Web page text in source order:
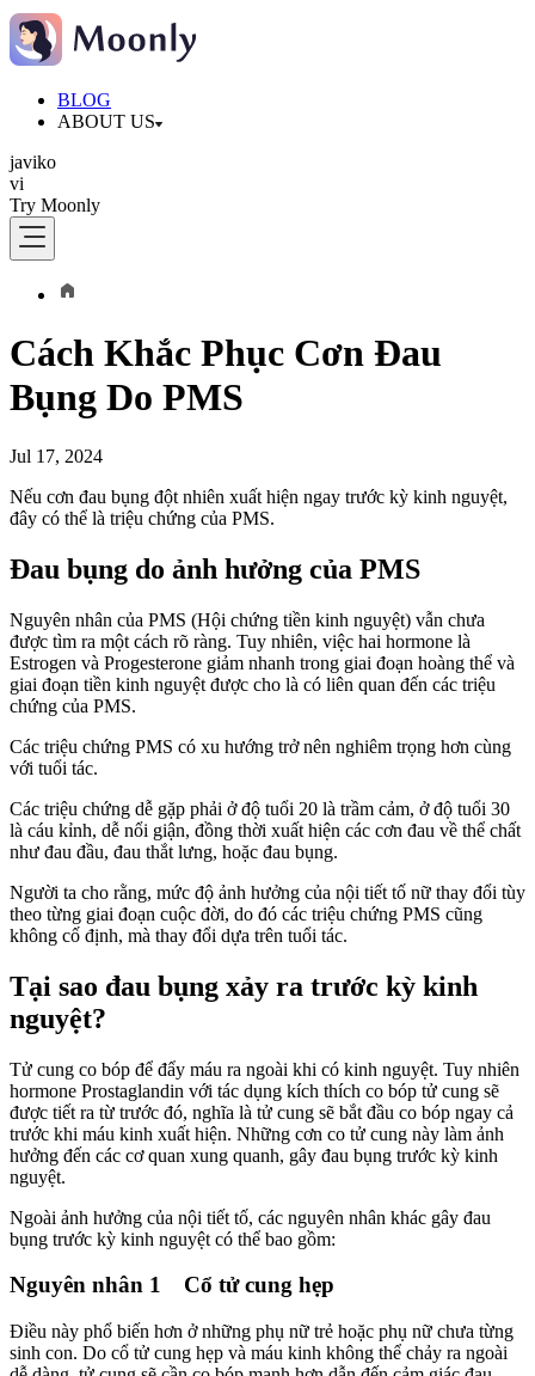
BLOG
ABOUT US
javiko
vi
Try Moonly
Cách Khắc Phục Cơn Đau
Bụng Do PMS
Jul 17, 2024
Nếu cơn đau bụng đột nhiên xuất hiện ngay trước kỳ kinh nguyệt,
đây có thể là triệu chứng của PMS.
Đau bụng do ảnh hưởng của PMS
Nguyên nhân của PMS (Hội chứng tiền kinh nguyệt) vẫn chưa
được tìm ra một cách rõ ràng. Tuy nhiên, việc hai hormone là
Estrogen và Progesterone giảm nhanh trong giai đoạn hoàng thể và
giai đoạn tiền kinh nguyệt được cho là có liên quan đến các triệu
chứng của PMS.
Các triệu chứng PMS có xu hướng trở nên nghiêm trọng hơn cùng
với tuổi tác.
Các triệu chứng dễ gặp phải ở độ tuổi 20 là trầm cảm, ở độ tuổi 30
là cáu kỉnh, dễ nổi giận, đồng thời xuất hiện các cơn đau về thể chất
như đau đầu, đau thắt lưng, hoặc đau bụng.
Người ta cho rằng, mức độ ảnh hưởng của nội tiết tố nữ thay đổi tùy
theo từng giai đoạn cuộc đời, do đó các triệu chứng PMS cũng
không cố định, mà thay đổi dựa trên tuổi tác.
Tại sao đau bụng xảy ra trước kỳ kinh
nguyệt?
Tử cung co bóp để đẩy máu ra ngoài khi có kinh nguyệt. Tuy nhiên
hormone Prostaglandin với tác dụng kích thích co bóp tử cung sẽ
được tiết ra từ trước đó, nghĩa là tử cung sẽ bắt đầu co bóp ngay cả
trước khi máu kinh xuất hiện. Những cơn co tử cung này làm ảnh
hưởng đến các cơ quan xung quanh, gây đau bụng trước kỳ kinh
nguyệt.
Ngoài ảnh hưởng của nội tiết tố, các nguyên nhân khác gây đau
bụng trước kỳ kinh nguyệt có thể bao gồm:
Nguyên nhân 1 Cổ tử cung hẹp
Điều này phổ biến hơn ở những phụ nữ trẻ hoặc phụ nữ chưa từng
sinh con. Do cổ tử cung hẹp và máu kinh không thể chảy ra ngoài